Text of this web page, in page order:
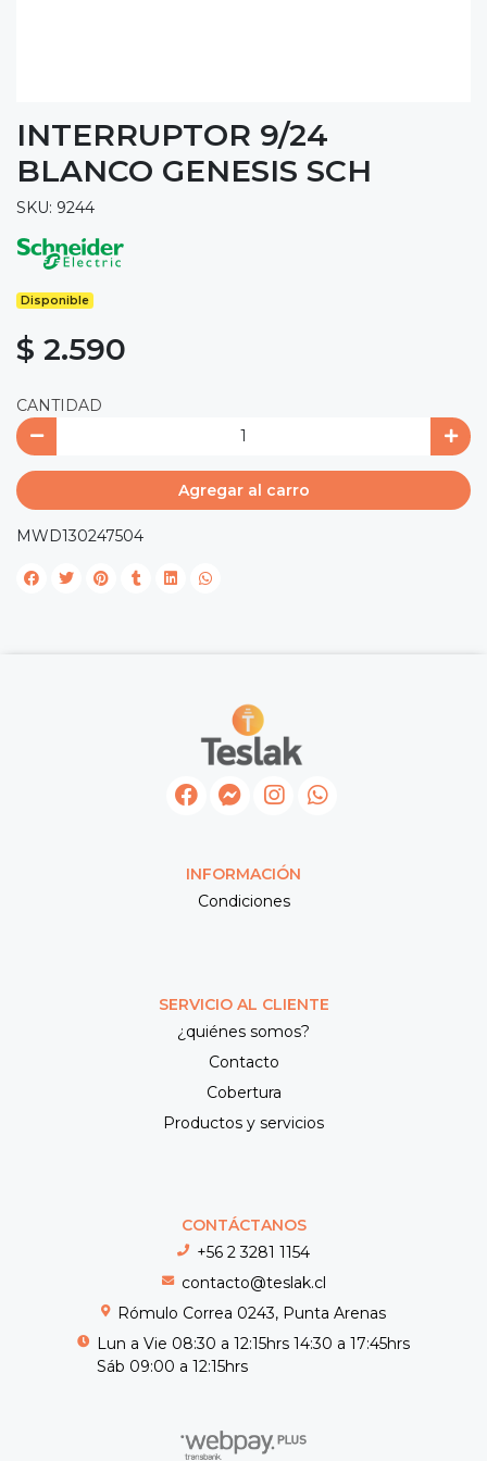
INTERRUPTOR 9/24
BLANCO GENESIS SCH
SKU: 9244
Disponible
$ 2.590
CANTIDAD
Agregar al carro
MWD130247504
INFORMACIÓN
Condiciones
SERVICIO AL CLIENTE
¿quiénes somos?
Contacto
Cobertura
Productos y servicios
CONTÁCTANOS
+56 2 3281 1154
contacto@teslak.cl
Rómulo Correa 0243, Punta Arenas
Lun a Vie 08:30 a 12:15hrs 14:30 a 17:45hrs
Sáb 09:00 a 12:15hrs